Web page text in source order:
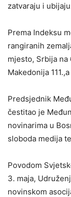
zatvaraju i
Prema Indeksu
rangiranih
mjesto, Srbija na
Makedonija
Predsjednik
čestitao je
novinarima u
sloboda medija
Povodom
3. maja,
novinskom